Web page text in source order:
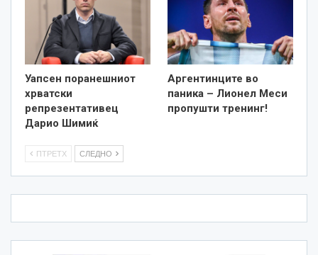
Уапсен поранешниот
хрватски
репрезентативец
Дарио Шимиќ
Аргентинците во
паника – Лионел Меси
пропушти тренинг!
ПТРЕТХ СЛЕДНО